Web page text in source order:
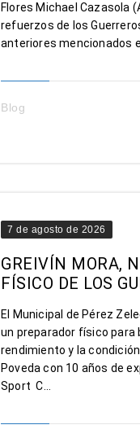
Flores Michael Cazasola
refuerzos de los
anteriores mencionados
Blog
7 de agosto de 2026
GREIVÍN MORA,
FÍSICO DE LOS
El Municipal de Pérez
un preparador físico para
rendimiento y la
Poveda con 10 años de
Sport C...